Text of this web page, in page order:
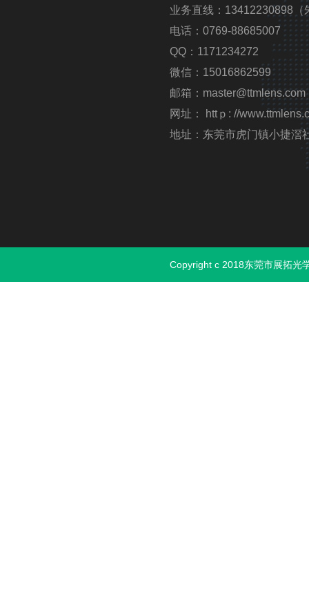
业务直线：13412230898
电话：0769-88685007
QQ：1171234272
微信：15016862599
邮箱：master@ttmlens.com
网址： httｐ: //
地址：东莞市虎门镇小捷滘
Copyright c 2018东莞市展拓光